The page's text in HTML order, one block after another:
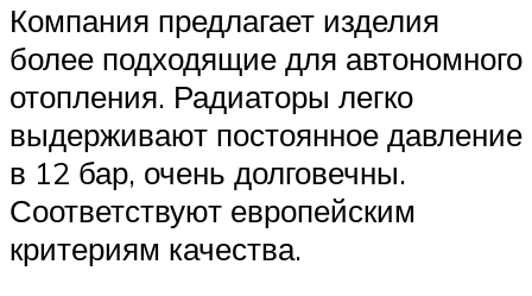
Компания предлагает изделия
более подходящие для автономного
отопления. Радиаторы легко
выдерживают постоянное давление
в 12 бар, очень долговечны.
Соответствуют европейским
критериям качества.